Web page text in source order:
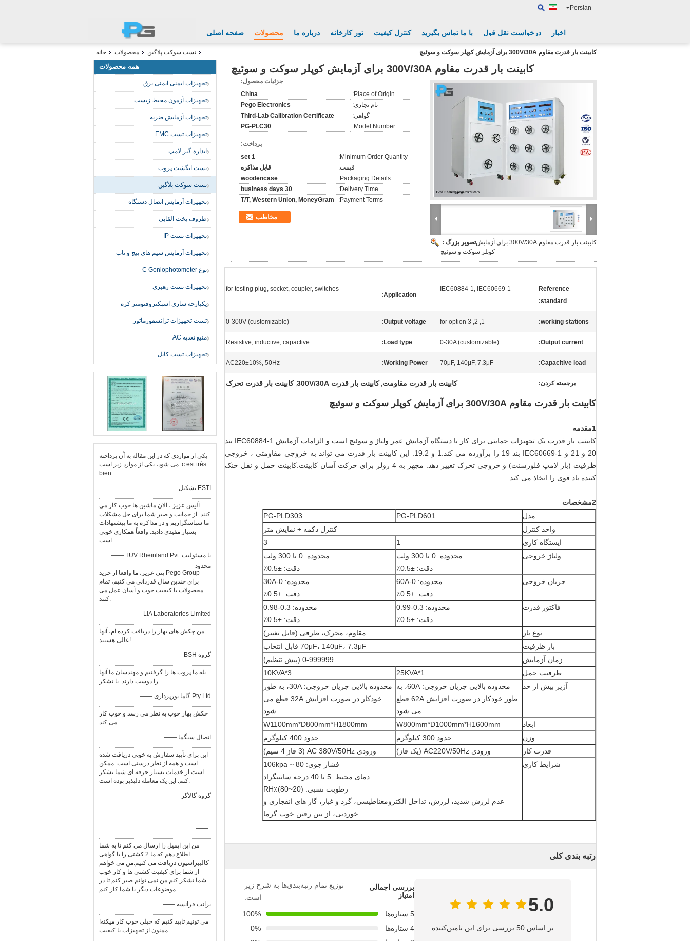
Persian
صفحه اصلی محصولات درباره ما تور کارخانه کنترل کیفیت با ما تماس بگیرید درخواست نقل قول اخبار
خانه محصولات تست سوکت پلاگین کابینت بار قدرت مقاوم 300V/30A برای آزمایش کوپلر سوکت و سوئیچ
همه محصولات
تجهیزات ایمنی ایمنی برق
تجهیزات آزمون محیط زیست
تجهیزات آزمایش ضربه
تجهیزات تست EMC
اندازه گیر لامپ
تست انگشت پروب
تست سوکت پلاگین
تجهیزات آزمایش اتصال دستگاه
ظروف پخت القایی
تجهیزات تست IP
تجهیزات آزمایش سیم های پیچ و تاب
نوع C Goniophotometer
تجهیزات تست رهبری
یکپارچه سازی اسپکتروفتومتر کره
تست تجهیزات ترانسفورماتور
منبع تغذیه AC
تجهیزات تست کابل
یكی از مواردی كه در این مقاله به آن پرداخته
می شود، یكی از موارد زیر است: c est très
bien
—— تشکیل ESTI
آلیس عزیز ، الان ماشین ها خوب کار می
کنند. از حمایت و صبر شما برای حل مشکلات
ما سپاسگزاریم و در مذاکره به ما پیشنهادات
بسیار مفیدی دادید. واقعاً همکاری خوبی
است.
—— TUV Rheinland Pvt. با مسئولیت
محدود
پنی عزیز، ما واقعا از خرید Pego Group
برای چندین سال قدردانی می کنیم، تمام
محصولات با کیفیت خوب و آسان عمل می
کنند.
—— LIA Laboratories Limited
من چکش های بهار را دریافت کرده ام، آنها
عالی هستند!
—— BSH گروه
بله ما پروب ها را گرفتیم و مهندسان ما آنها
را دوست دارند. با تشکر.
—— گاما نورپردازی Pty Ltd
چکش بهار خوب به نظر می رسد و خوب کار
می کند
—— اتصال سیگما
این برای تأیید سفارش به خوبی دریافت شده
است و همه از نظر درستی است. ممکن
است از خدمات بسیار حرفه ای شما تشکر
کنم. این یک معامله دلپذیر بوده است.
—— گروه گالاگر
..
—— .
من این ایمیل را ارسال می کنم تا به شما
اطلاع دهم که ما 2 کشتی را با گواهی
کالیبراسیون دریافت می کنیم.من می خواهم
از شما برای کیفیت کشتی ها و کار خوب
شما تشکر کنم.من نمی توانم صبر کنم تا در
موضوعات دیگر با شما کار کنم.
—— برانت فرانسه
می تونیم تایید کنیم که خیلی خوب کار میکنه!
ممنون از تجهیزات با کیفیت.
کابینت بار قدرت مقاوم 300V/30A برای آزمایش کوپلر سوکت و سوئیچ
تصویر بزرگ :کابینت بار قدرت مقاوم 300V/30A برای آزمایش
کوپلر سوکت و سوئیچ
جزئیات محصول:
Place of Origin:
China
نام تجاری:
Pego Electronics
گواهی:
Third-Lab Calibration Certificate
Model Number:
PG-PLC30
پرداخت:
Minimum Order Quantity:
1 set
قیمت:
قابل مذاکره
Packaging Details:
woodencase
Delivery Time:
30 business days
Payment Terms:
T/T, Western Union, MoneyGram
مخاطب
Reference
standard:
IEC60884-1, IEC60669-1
Application:
for testing plug, socket, coupler, switches
working stations:
1, 2, 3 for option
Output voltage:
0-300V (customizable)
Output current:
0-30A (customizable)
Load type:
Resistive, inductive, capactive
Capacitive load:
70μF, 140μF, 7.3μF
Working Power:
AC220±10%, 50Hz
برجسته کردن: کابینت بار قدرت مقاومت, کابینت بار قدرت 300V/30A , کابینت بار قدرت تحرک
کابینت بار قدرت مقاوم 300V/30A برای آزمایش کوپلر سوکت و سوئیچ
1مقدمه
کابینت بار قدرت یک تجهیزات حمایتی برای کار با دستگاه آزمایش عمر ولتاژ و سوئیچ است و الزامات آزمایش IEC60884-1 بند
20 و 21 و IEC60669-1 بند 19 را برآورده می کند.1 و 19.2. این کابینت بار قدرت می تواند به خروجی مقاومتی ، خروجی
ظرفیت (بار لامپ فلورسنت) و خروجی تحرک تغییر دهد. مجهز به 4 رولر برای حرکت آسان کابینت.کابینت حمل و نقل خنک
کننده باد قوی را اتخاذ می کند.
2مشخصات
مدل
PG-PLD601
PG-PLD303
واحد کنترل
کنترل دکمه + نمایش متر
ایستگاه کاری
1
3
ولتاژ خروجی
محدوده: 0 تا 300 ولت
دقت: ±0.5٪
محدوده: 0 تا 300 ولت
دقت: ±0.5٪
جریان خروجی
محدوده: 0-60A
دقت: ±0.5٪
محدوده: 0-30A
دقت: ±0.5٪
فاکتور قدرت
محدوده: 0.3-0.99
دقت: ±0.5٪
محدوده: 0.3-0.98
دقت: ±0.5٪
نوع بار
مقاوم، محرک، ظرفی (قابل تغییر)
بار ظرفیت
70μF، 140μF، 7.3μF قابل انتخاب
زمان آزمایش
0-999999 (پیش تنظیم)
ظرفیت حمل
1*25KVA
3*10KVA
آژیر بیش از حد
محدوده بالایی جریان خروجی: 60A، به
طور خودکار در صورت افزایش 62A قطع
می شود
محدوده بالایی جریان خروجی: 30A، به طور
خودکار در صورت افزایش 32A قطع می
شود
ابعاد
W800mm*D1000mm*H1600mm
W1100mm*D800mm*H1800mm
وزن
حدود 300 کیلوگرم
حدود 400 کیلوگرم
قدرت کار
ورودی AC220V/50Hz (یک فاز)
ورودی AC 380V/50Hz (3 فاز 4 سیم)
شرایط کاری
فشار جوی: 80 ~ 106kpa
دمای محیط: 5 تا 40 درجه سانتیگراد
رطوبت نسبی: (20~80)٪RH
عدم لرزش شدید، لرزش، تداخل الکترومغناطیسی، گرد و غبار، گاز های انفجاری و
خوردنی، از بین رفتن خوب گرما
رتبه بندی کلی
5.0
بر اساس 50 بررسی برای این تامین‌کننده
بررسی اجمالی
امتیاز
توزیع تمام رتبه‌بندی‌ها به شرح زیر
است.
5 ستاره‌ها
100%
4 ستاره‌ها
0%